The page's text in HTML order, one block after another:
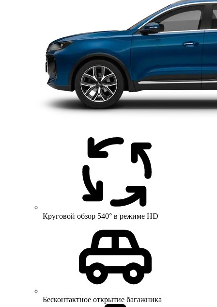
Круговой обзор 540° в режиме HD
Бесконтактное открытие багажника